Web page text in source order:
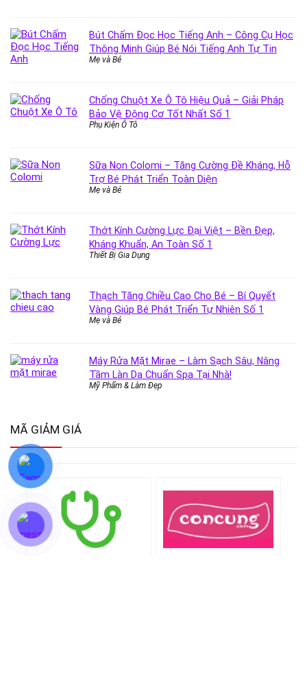
Bút Chấm Đọc Học Tiếng Anh – Công Cụ Học
Thông Minh Giúp Bé Nói Tiếng Anh Tự Tin
Mẹ và Bé
Chống Chuột Xe Ô Tô Hiệu Quả – Giải Pháp
Bảo Vệ Động Cơ Tốt Nhất Số 1
Phụ Kiện Ô Tô
Sữa Non Colomi – Tăng Cường Đề Kháng, Hỗ
Trợ Bé Phát Triển Toàn Diện
Mẹ và Bé
Thớt Kính Cường Lực Đại Việt – Bền Đẹp,
Kháng Khuẩn, An Toàn Số 1
Thiết Bị Gia Dụng
Thạch Tăng Chiều Cao Cho Bé – Bí Quyết
Vàng Giúp Bé Phát Triển Tự Nhiên Số 1
Mẹ và Bé
Máy Rửa Mặt Mirae – Làm Sạch Sâu, Nâng
Tầm Làn Da Chuẩn Spa Tại Nhà!
Mỹ Phẩm & Làm Đẹp
MÃ GIẢM GIÁ